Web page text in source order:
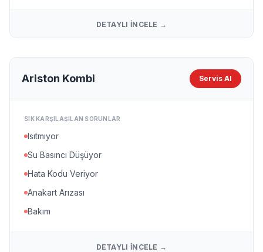
DETAYLI İNCELE →
Ariston Kombi Servis Al
SIK KARŞILAŞILAN SORUNLAR
Isıtmıyor
Su Basıncı Düşüyor
Hata Kodu Veriyor
Anakart Arızası
Bakım
DETAYLI İNCELE →